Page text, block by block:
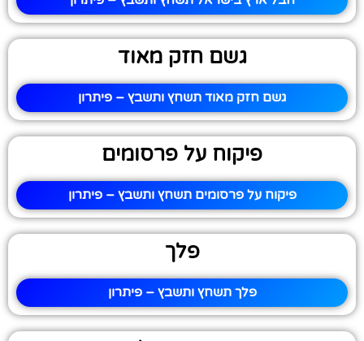
גשם חזק מאוד
גשם חזק מאוד תשחץ ותשבץ – פיתרון
פיקוח על פרסומים
פיקוח על פרסומים תשחץ ותשבץ – פיתרון
פלך
פלך תשחץ ותשבץ – פיתרון